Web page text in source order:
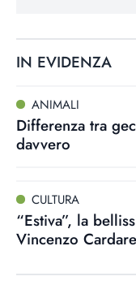
IN EVIDENZA
ANIMALI
Differenza tra
davvero
CULTURA
“Estiva”, la
Vincenzo